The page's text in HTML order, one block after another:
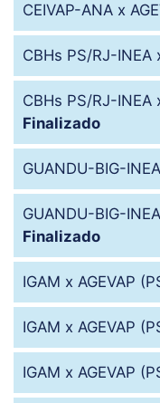
CEIVAP-ANA x
CBHs PS/RJ-INEA
CBHs PS/RJ-INEA
Finalizado
GUANDU-BIG-
GUANDU-BIG-
Finalizado
IGAM x AGEVAP
IGAM x AGEVAP
IGAM x AGEVAP